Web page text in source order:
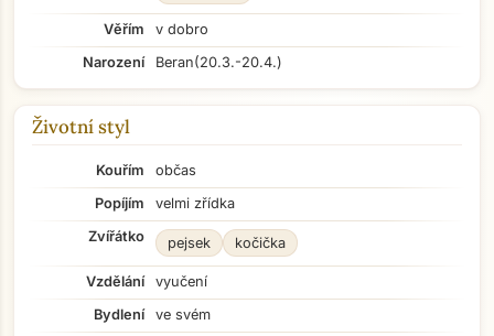
Věřím
v dobro
Narození
Beran(20.3.-20.4.)
Životní styl
Kouřím
občas
Popíjím
velmi zřídka
Zvířátko
pejsek kočička
Vzdělání
vyučení
Bydlení
ve svém